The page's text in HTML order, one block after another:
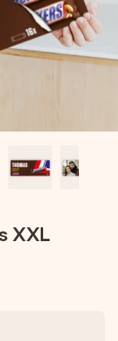
bătăi de cap,
XXL